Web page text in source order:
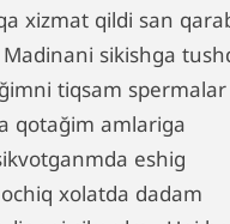
xizmat qildi san
sikishga
tiqsam spermalar
qotağim amlariga
eshig
xolatda dadam